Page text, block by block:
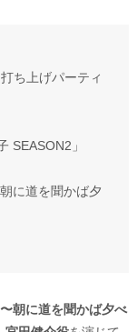
ち上げパーティ
SEASON2」
に道を聞かば夕
朝に道を聞かば夕べ